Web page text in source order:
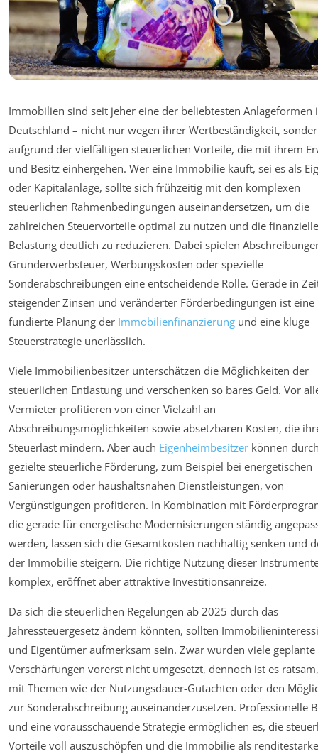
Immobilien sind seit jeher eine der beliebtesten Anlageformen
Deutschland – nicht nur wegen ihrer Wertbeständigkeit,
aufgrund der vielfältigen steuerlichen Vorteile, die mit ihrem
und Besitz einhergehen. Wer eine Immobilie kauft, sei es als
oder Kapitalanlage, sollte sich frühzeitig mit den komplexen
steuerlichen Rahmenbedingungen auseinandersetzen, um die
zahlreichen Steuervorteile optimal zu nutzen und die finanzielle
Belastung deutlich zu reduzieren. Dabei spielen
Grunderwerbsteuer, Werbungskosten oder spezielle
Sonderabschreibungen eine entscheidende Rolle. Gerade in
steigender Zinsen und veränderter Förderbedingungen ist eine
fundierte Planung der Immobilienfinanzierung und eine kluge
Steuerstrategie unerlässlich.
Viele Immobilienbesitzer unterschätzen die Möglichkeiten der
steuerlichen Entlastung und verschenken so bares Geld. Vor
Vermieter profitieren von einer Vielzahl an
Abschreibungsmöglichkeiten sowie absetzbaren Kosten, die
Steuerlast mindern. Aber auch Eigenheimbesitzer können
gezielte steuerliche Förderung, zum Beispiel bei energetischen
Sanierungen oder haushaltsnahen Dienstleistungen, von
Vergünstigungen profitieren. In Kombination mit
die gerade für energetische Modernisierungen ständig
werden, lassen sich die Gesamtkosten nachhaltig senken und
der Immobilie steigern. Die richtige Nutzung dieser
komplex, eröffnet aber attraktive Investitionsanreize.
Da sich die steuerlichen Regelungen ab 2025 durch das
Jahressteuergesetz ändern könnten, sollten
und Eigentümer aufmerksam sein. Zwar wurden viele geplante
Verschärfungen vorerst nicht umgesetzt, dennoch ist es
mit Themen wie der Nutzungsdauer-Gutachten oder den
zur Sonderabschreibung auseinanderzusetzen. Professionelle
und eine vorausschauende Strategie ermöglichen es, die
Vorteile voll auszuschöpfen und die Immobilie als renditestarke